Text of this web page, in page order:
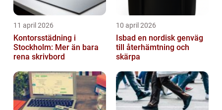
11 april 2026
Kontorsstädning i
Stockholm: Mer än bara
rena skrivbord
10 april 2026
Isbad en nordisk genväg
till återhämtning och
skärpa